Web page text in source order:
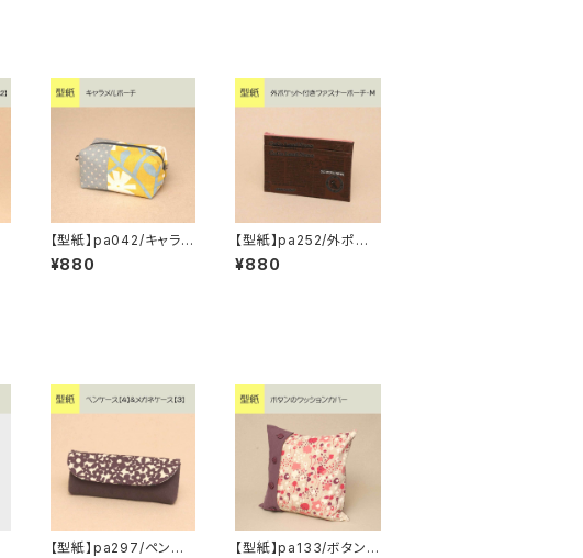
【型紙】pa042/キャラメ
ルポーチ
¥880
【型紙】pa252/外ポケッ
ト付きファスナーポー
チ・M
¥880
【型紙】pa297/ペンケ
【型紙】pa133/ボタンの